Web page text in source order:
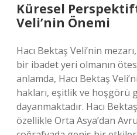
Küresel
Veli’nin Önemi
Hacı Bektaş Veli’nin
bir ibadet yeri olmanın
anlamda, Hacı Bektaş
hakları, eşitlik ve hoşgörü
dayanmaktadır. Hacı
özellikle Orta Asya’dan